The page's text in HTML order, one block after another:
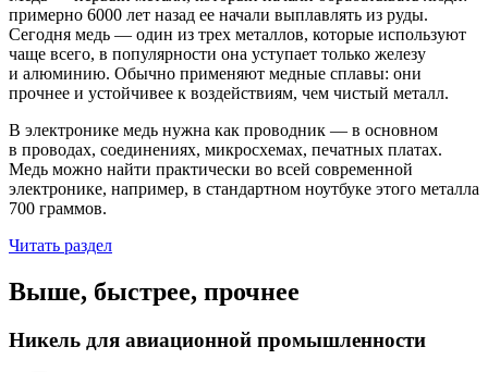
примерно 6000 лет назад ее начали выплавлять из руды.
Сегодня медь — один из трех металлов, которые используют
чаще всего, в популярности она уступает только железу
и алюминию. Обычно применяют медные сплавы: они
прочнее и устойчивее к воздействиям, чем чистый металл.
В электронике медь нужна как проводник — в основном
в проводах, соединениях, микросхемах, печатных платах.
Медь можно найти практически во всей современной
электронике, например, в стандартном ноутбуке этого металла
700 граммов.
Читать раздел
Выше, быстрее, прочнее
Никель для авиационной промышленности